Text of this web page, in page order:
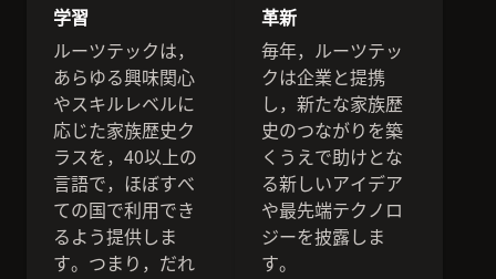
学習
ルーツテックは，
あらゆる興味関心
やスキルレベルに
応じた家族歴史ク
ラスを，40以上の
言語で，ほぼすべ
ての国で利用でき
るよう提供しま
す。つまり，だれ
革新
毎年，ルーツテッ
クは企業と提携
し，新たな家族歴
史のつながりを築
くうえで助けとな
る新しいアイデア
や最先端テクノロ
ジーを披露しま
す。